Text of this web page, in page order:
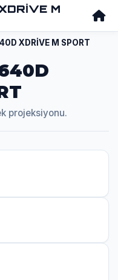
M
XDRİVE M SPORT
projeksiyonu.